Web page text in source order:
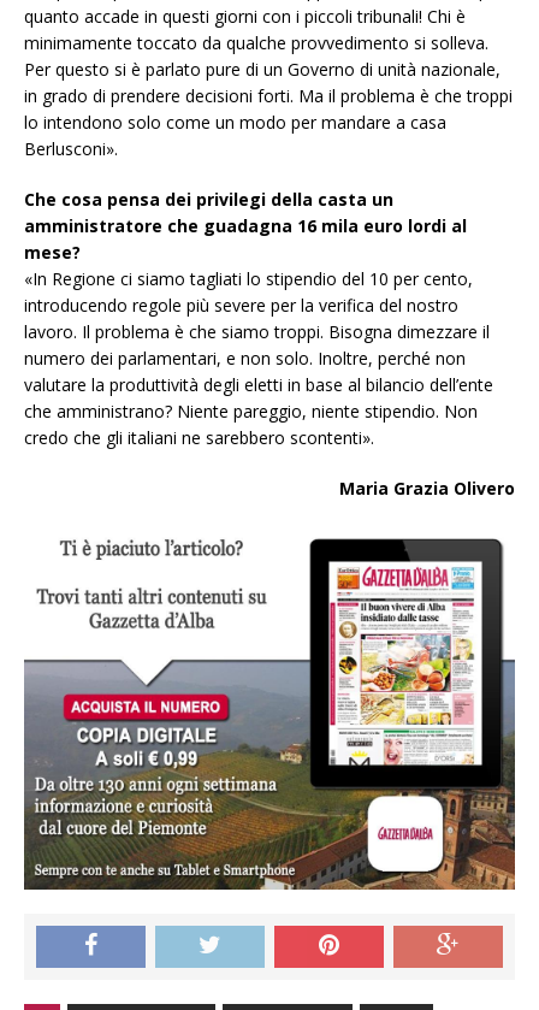
quanto accade in questi giorni con i piccoli tribunali! Chi è
minimamente toccato da qualche provvedimento si solleva.
Per questo si è parlato pure di un Governo di unità nazionale,
in grado di prendere decisioni forti. Ma il problema è che troppi
lo intendono solo come un modo per mandare a casa
Berlusconi».
Che cosa pensa dei privilegi della casta un
amministratore che guadagna 16 mila euro lordi al
mese?
«In Regione ci siamo tagliati lo stipendio del 10 per cento,
introducendo regole più severe per la verifica del nostro
lavoro. Il problema è che siamo troppi. Bisogna dimezzare il
numero dei parlamentari, e non solo. Inoltre, perché non
valutare la produttività degli eletti in base al bilancio dell’ente
che amministrano? Niente pareggio, niente stipendio. Non
credo che gli italiani ne sarebbero scontenti».
Maria Grazia Olivero